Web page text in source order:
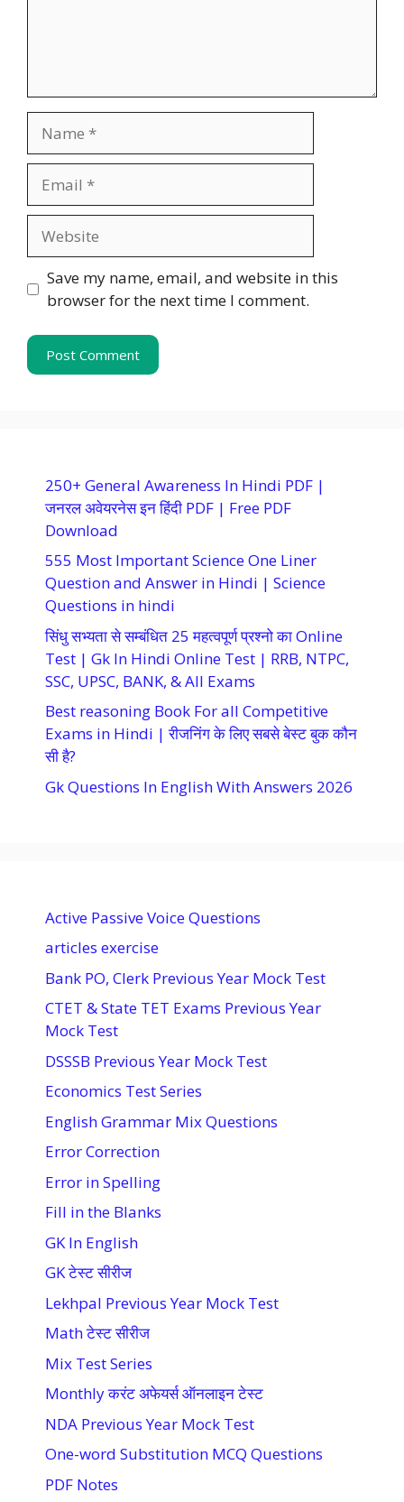
Save my name, email, and website in this
browser for the next time I comment.
250+ General Awareness In Hindi PDF |
जनरल अवेयरनेस इन हिंदी PDF | Free PDF
Download
555 Most Important Science One Liner
Question and Answer in Hindi | Science
Questions in hindi
सिंधु सभ्यता से सम्बंधित 25 महत्वपूर्ण प्रश्नो का Online
Test | Gk In Hindi Online Test | RRB, NTPC,
SSC, UPSC, BANK, & All Exams
Best reasoning Book For all Competitive
Exams in Hindi | रीजनिंग के लिए सबसे बेस्ट बुक कौन
सी है?
Gk Questions In English With Answers 2026
Active Passive Voice Questions
articles exercise
Bank PO, Clerk Previous Year Mock Test
CTET & State TET Exams Previous Year
Mock Test
DSSSB Previous Year Mock Test
Economics Test Series
English Grammar Mix Questions
Error Correction
Error in Spelling
Fill in the Blanks
GK In English
GK टेस्ट सीरीज
Lekhpal Previous Year Mock Test
Math टेस्ट सीरीज
Mix Test Series
Monthly करंट अफेयर्स ऑनलाइन टेस्ट
NDA Previous Year Mock Test
One-word Substitution MCQ Questions
PDF Notes